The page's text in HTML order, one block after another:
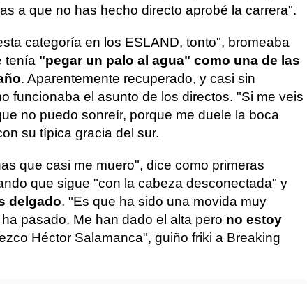
a que no has hecho directo aprobé la carrera".
categoría en los ESLAND, tonto", bromeaba
tenía "pegar un palo al agua" como una de las
. Aparentemente recuperado, y casi sin
funcionaba el asunto de los directos. "Si me veis
no puedo sonreír, porque me duele la boca
su típica gracia del sur.
que casi me muero", dice como primeras
que sigue "con la cabeza desconectada" y
delgado. "Es que ha sido una movida muy
pasado. Me han dado el alta pero no estoy
Héctor Salamanca", guiño friki a Breaking